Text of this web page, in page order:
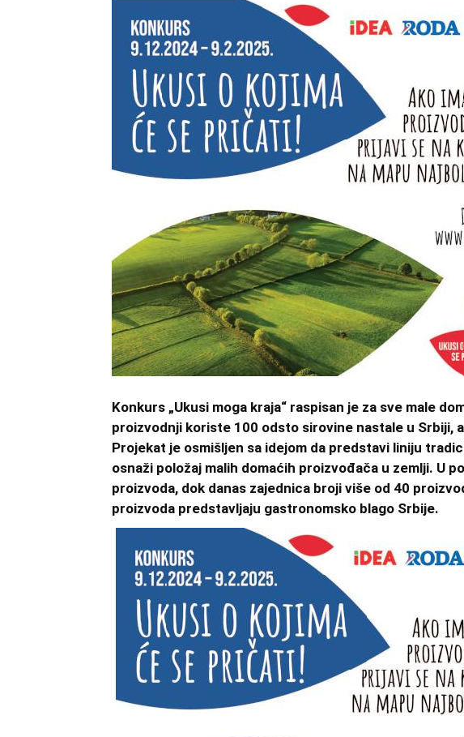
Konkurs „Ukusi moga kraja“ raspisan je za sve male
proizvodnji koriste 100 odsto sirovine nastale u Srbiji,
Projekat je osmišljen sa idejom da predstavi liniju
osnaži položaj malih domaćih proizvođača u zemlji. U
proizvoda, dok danas zajednica broji više od 40
proizvoda predstavljaju gastronomsko blago Srbije.